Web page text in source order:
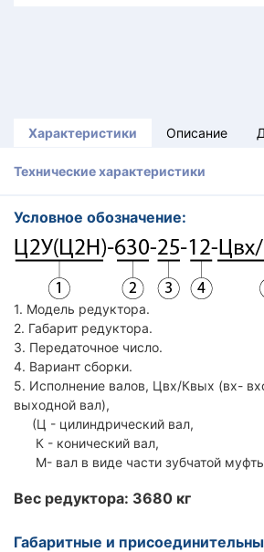
Характеристики Описание
Технические характеристики
Условное обозначение:
1. Модель редуктора.
2. Габарит редуктора.
3. Передаточное число.
4. Вариант сборки.
5. Исполнение валов, Цвх/Квых (вх-
выходной вал),
(Ц - цилиндрический вал,
К - конический вал,
М- вал в виде части зубчатой
Вес редуктора: 3680 кг
Габаритные и